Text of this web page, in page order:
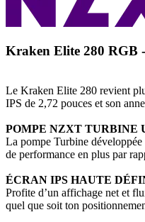
Kraken Elite 280 RGB
Le Kraken Elite 280 revient
IPS de 2,72 pouces et son
POMPE NZXT TURBINE
La pompe Turbine
de performance en plus par
ÉCRAN IPS HAUTE
Profite d’un affichage net et
quel que soit ton